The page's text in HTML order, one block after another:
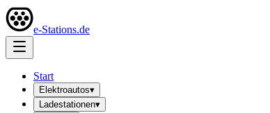
e-Stations.de
Start
Elektroautos▾
Ladestationen▾